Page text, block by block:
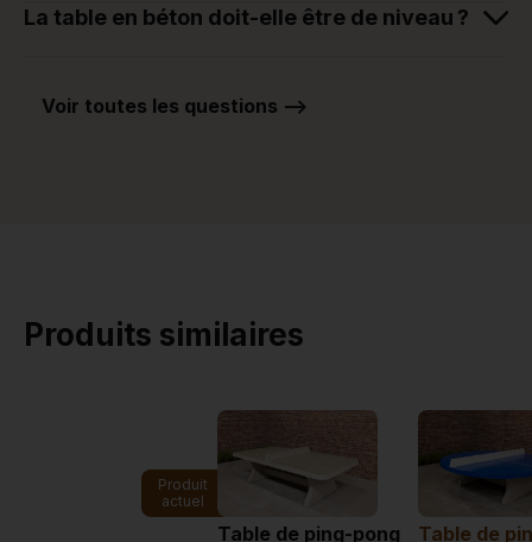
La table en béton doit-elle être de niveau ?
Voir toutes les questions -->
Produits similaires
Produit
actuel
Table de ping-pong
Table de